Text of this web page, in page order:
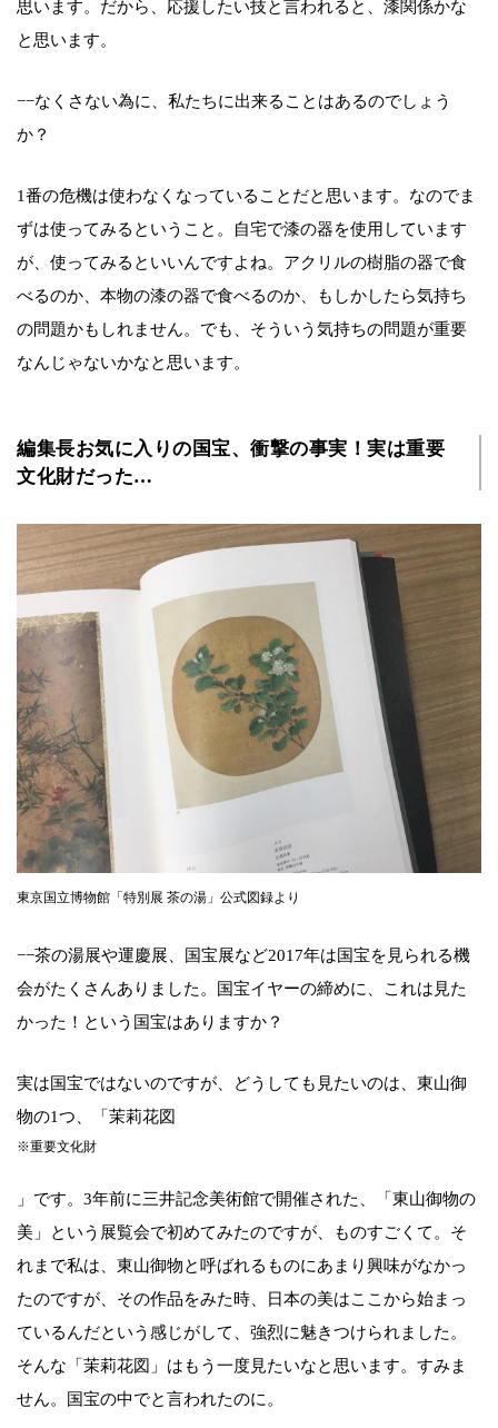
思います。だから、応援したい技と言われると、漆関係かな
と思います。
−−なくさない為に、私たちに出来ることはあるのでしょう
か？
1番の危機は使わなくなっていることだと思います。なのでま
ずは使ってみるということ。自宅で漆の器を使用しています
が、使ってみるといいんですよね。アクリルの樹脂の器で食
べるのか、本物の漆の器で食べるのか、もしかしたら気持ち
の問題かもしれません。でも、そういう気持ちの問題が重要
なんじゃないかなと思います。
編集長お気に入りの国宝、衝撃の事実！実は重要
文化財だった…
東京国立博物館「特別展 茶の湯」公式図録より
−−茶の湯展や運慶展、国宝展など2017年は国宝を見られる機
会がたくさんありました。国宝イヤーの締めに、これは見た
かった！という国宝はありますか？
実は国宝ではないのですが、どうしても見たいのは、東山御
物の1つ、「茉莉花図
※重要文化財
」です。3年前に三井記念美術館で開催された、「東山御物の
美」という展覧会で初めてみたのですが、ものすごくて。そ
れまで私は、東山御物と呼ばれるものにあまり興味がなかっ
たのですが、その作品をみた時、日本の美はここから始まっ
ているんだという感じがして、強烈に魅きつけられました。
そんな「茉莉花図」はもう一度見たいなと思います。すみま
せん。国宝の中でと言われたのに。